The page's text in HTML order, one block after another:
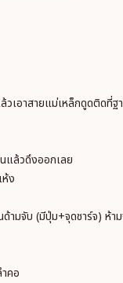
เอาสายแม่เหล็กดูดติดที่
แล้วดึงออกเลย
ง
มจับ (มีปุ่ม+จุดชาร์จ) ห้าม
คอ